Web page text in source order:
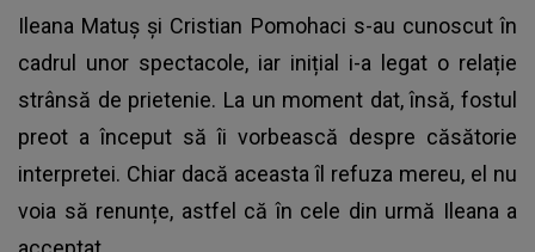
Ileana Matuș și Cristian Pomohaci s-au cunoscut în
cadrul unor spectacole, iar inițial i-a legat o relație
strânsă de prietenie. La un moment dat, însă, fostul
preot a început să îi vorbească despre căsătorie
interpretei. Chiar dacă aceasta îl refuza mereu, el nu
voia să renunțe, astfel că în cele din urmă Ileana a